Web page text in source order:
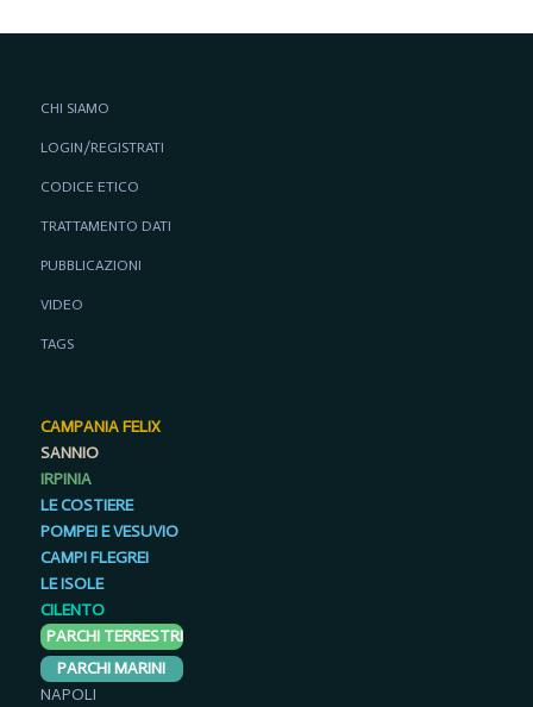
CHI SIAMO
LOGIN/REGISTRATI
CODICE ETICO
TRATTAMENTO DATI
PUBBLICAZIONI
VIDEO
TAGS
CAMPANIA FELIX
SANNIO
IRPINIA
LE COSTIERE
POMPEI E VESUVIO
CAMPI FLEGREI
LE ISOLE
CILENTO
PARCHI TERRESTRI
PARCHI MARINI
NAPOLI